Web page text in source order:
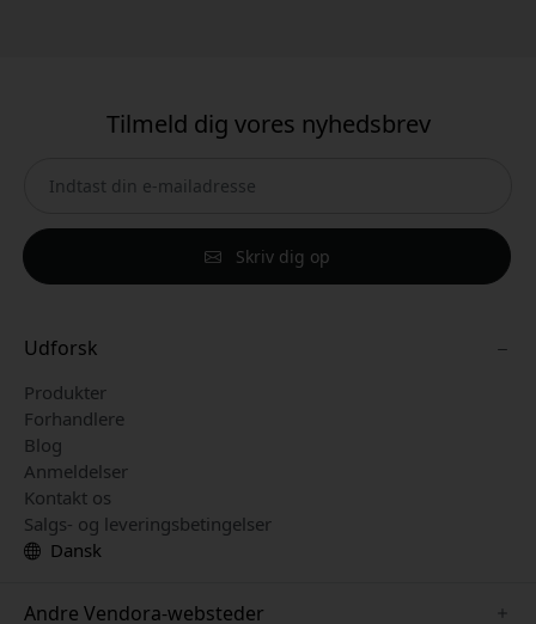
Tilmeld dig vores nyhedsbrev
Skriv dig op
Udforsk
Produkter
Forhandlere
Blog
Anmeldelser
Kontakt os
Salgs- og leveringsbetingelser
Dansk
Andre Vendora-websteder